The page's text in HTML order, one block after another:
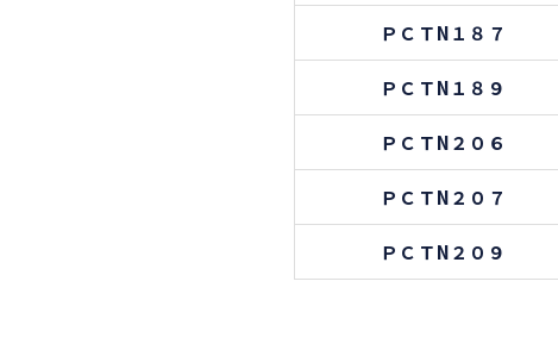
ＰＣＴN１８７
ＰＣＴN１８９
ＰＣＴN２０６
ＰＣＴN２０７
ＰＣＴN２０９